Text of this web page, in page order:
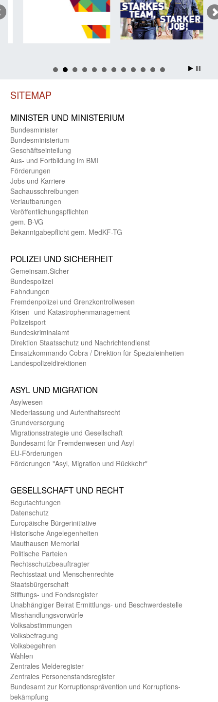
SITEMAP
MINISTER UND MINIST­ERIUM
Bundes­minister
Bundes­ministerium
Geschäfts­einteilung
Aus- und Fortbildung im BMI
Förderungen
Jobs und Karriere
Sachaus­schreibungen
Verlautbarungen
Veröffentlichungspflichten
gem. B-VG
Bekanntgabepflicht gem. MedKF-TG
POLIZEI UND SICHER­HEIT
Gemein­sam.Sicher
Bundes­polizei
Fahndungen
Fremdenpolizei und Grenzkontrollwesen
Krisen- und Katastrophen­management
Polizeisport
Bundes­kriminal­amt
Direktion Staats­schutz und Nach­richten­dienst
Einsatz­kommando Cobra / Direktion für Spezialeinheiten
Landes­polizei­direk­tionen
ASYL UND MIGRA­TION
Asyl­wesen
Nieder­lassung und Aufent­halts­recht
Grund­versorgung
Migrations­strategie und Gesell­schaft
Bundes­amt für Fremden­wesen und Asyl
EU-Förde­rungen
Förderungen "Asyl, Migration und Rückkehr"
GE­SELL­SCHAFT UND RECHT
Begut­achtungen
Daten­schutz
Europäische Bürger­initiative
Historische Angelegen­heiten
Mauthausen Memorial
Politische Parteien
Rechts­schutz­beauftragter
Rechts­staat und Menschen­rechte
Staats­bürger­schaft
Stiftungs- und Fonds­register
Unab­hängiger Beirat Ermittlungs- und Beschwerde­stelle
Misshandlungs­vorwürfe
Volks­abstimmungen
Volks­befragung
Volks­begehren
Wahlen
Zentrales Melde­register
Zentrales Personen­stands­register
Bundes­amt zur Korrup­tions­prävention und Korrup­tions­
bekämpfung